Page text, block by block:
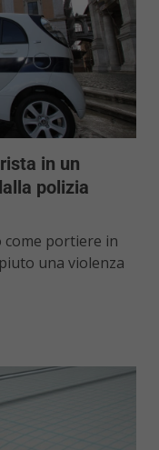
in un
polizia
come portiere in
una violenza